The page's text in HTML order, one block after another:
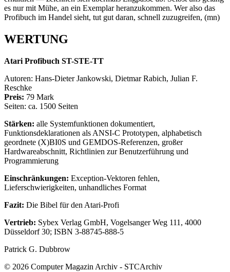
es nur mit Mühe, an ein Exemplar heranzukommen. Wer also das
Profibuch im Handel sieht, tut gut daran, schnell zuzugreifen, (mn)
WERTUNG
Atari Profibuch ST-STE-TT
Autoren: Hans-Dieter Jankowski, Dietmar Rabich, Julian F.
Reschke
Preis: 79 Mark
Seiten: ca. 1500 Seiten
Stärken: alle Systemfunktionen dokumentiert,
Funktionsdeklarationen als ANSI-C Prototypen, alphabetisch
geordnete (X)BI0S und GEMDOS-Referenzen, großer
Hardwareabschnitt, Richtlinien zur Benutzerführung und
Programmierung
Einschränkungen: Exception-Vektoren fehlen,
Lieferschwierigkeiten, unhandliches Format
Fazit: Die Bibel für den Atari-Profi
Vertrieb: Sybex Verlag GmbH, Vogelsanger Weg 111, 4000
Düsseldorf 30; ISBN 3-88745-888-5
Patrick G. Dubbrow
© 2026 Computer Magazin Archiv - STCArchiv